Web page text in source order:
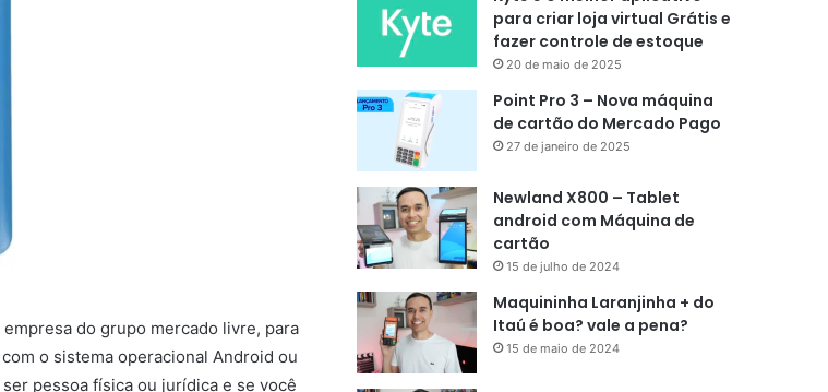
do grupo mercado livre, para
o sistema operacional Android ou
pessoa física ou jurídica e se você
para criar loja virtual Grátis e
fazer controle de estoque
20 de maio de 2025
Point Pro 3 – Nova máquina
de cartão do Mercado Pago
27 de janeiro de 2025
Newland X800 – Tablet
android com Máquina de
cartão
15 de julho de 2024
Maquininha Laranjinha + do
Itaú é boa? vale a pena?
15 de maio de 2024